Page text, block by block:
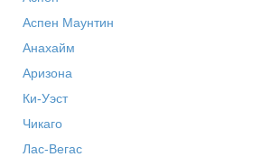
Аспен Маунтин
Анахайм
Аризона
Ки-Уэст
Чикаго
Лас-Вегас